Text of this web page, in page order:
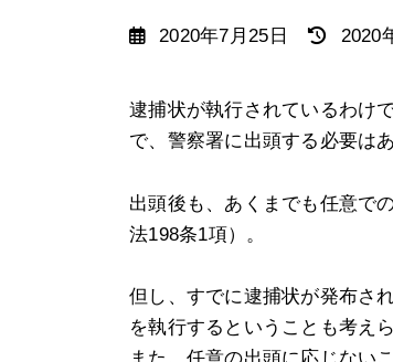
2020年7月25日
最
更
新
時
2020
逮捕状が執行されているわけ
で、警察署に出頭する必要は
出頭後も、あくまでも任意で
法198条1項）。
但し、すでに逮捕状が発布さ
を執行するということも考え